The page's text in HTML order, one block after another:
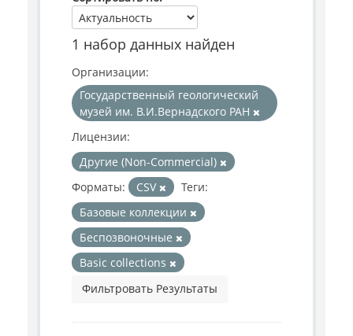
1 набор данных найден
Организации:
Государственный геологический
музей им. В.И.Вернадского РАН
Лицензии:
Другие (Non-Commercial)
Форматы:
CSV
Теги:
Базовые коллекции
Беспозвоночные
Basic collections
Фильтровать Результаты